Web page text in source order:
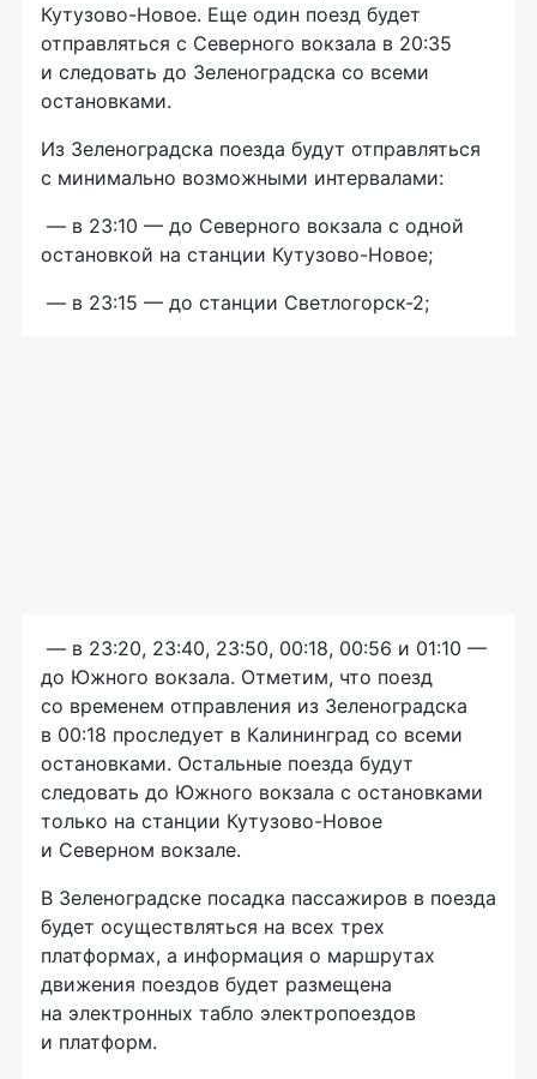
Кутузово-Новое. Еще один поезд будет
отправляться с Северного вокзала в 20:35
и следовать до Зеленоградска со всеми
остановками.
Из Зеленоградска поезда будут отправляться
с минимально возможными интервалами:
— в 23:10 — до Северного вокзала с одной
остановкой на станции Кутузово-Новое;
— в 23:15 — до станции Светлогорск-2;
— в 23:20, 23:40, 23:50, 00:18, 00:56 и 01:10 —
до Южного вокзала. Отметим, что поезд
со временем отправления из Зеленоградска
в 00:18 проследует в Калининград со всеми
остановками. Остальные поезда будут
следовать до Южного вокзала с остановками
только на станции Кутузово-Новое
и Северном вокзале.
В Зеленоградске посадка пассажиров в поезда
будет осуществляться на всех трех
платформах, а информация о маршрутах
движения поездов будет размещена
на электронных табло электропоездов
и платформ.